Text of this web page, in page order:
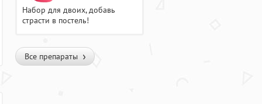
Набор для двоих, добавь
страсти в постель!
Все препараты